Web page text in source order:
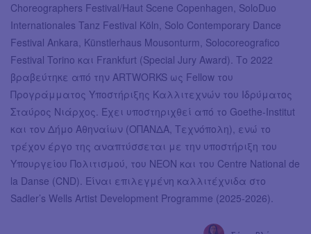
Choreographers Festival/Haut Scene Copenhagen, SoloDuo
Internationales Tanz Festival Köln, Solo Contemporary Dance
Festival Ankara, Künstlerhaus Mousonturm, Solocoreografico
Festival Torino και Frankfurt (Special Jury Award). Το 2022
βραβεύτηκε από την ARTWORKS ως Fellow του
Προγράμματος Υποστήριξης Καλλιτεχνών του Ιδρύματος
Σταύρος Νιάρχος. Έχει υποστηριχθεί από το Goethe-Institut
και τον Δήμο Αθηναίων (ΟΠΑΝΔΑ, Τεχνόπολη), ενώ το
τρέχον έργο της αναπτύσσεται με την υποστήριξη του
Υπουργείου Πολιτισμού, του ΝΕΟΝ και του Centre National de
la Danse (CND). Είναι επιλεγμένη καλλιτέχνιδα στο
Sadler’s Wells Artist Development Programme (2025-2026).